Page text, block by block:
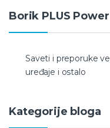
Borik PLUS
Saveti i preporuke
uređaje i ostalo
Kategorije bloga